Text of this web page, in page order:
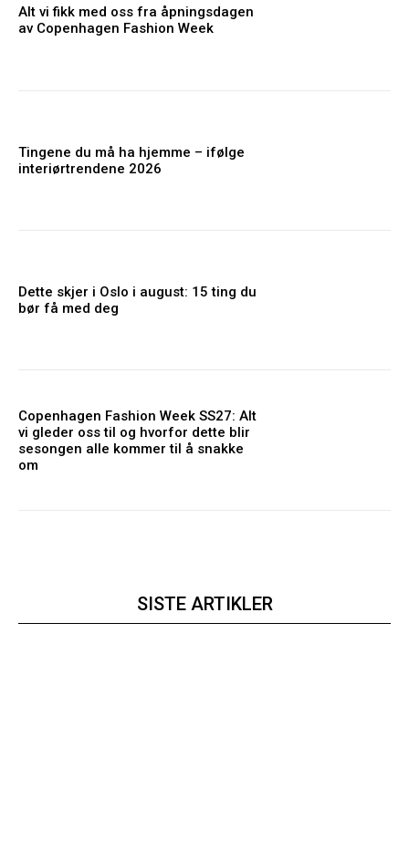
Alt vi fikk med oss fra åpningsdagen
av Copenhagen Fashion Week
Tingene du må ha hjemme – ifølge
interiørtrendene 2026
Dette skjer i Oslo i august: 15 ting du
bør få med deg
Copenhagen Fashion Week SS27: Alt
vi gleder oss til og hvorfor dette blir
sesongen alle kommer til å snakke
om
SISTE ARTIKLER